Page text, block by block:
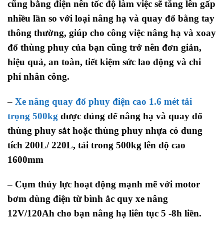
cũng bằng điện nên tốc độ làm việc sẽ tăng lên gấp
nhiều lần so với loại nâng hạ và quay đổ bằng tay
thông thường, giúp cho công việc nâng hạ và xoay
đổ thùng phuy của bạn cũng trở nên đơn giản,
hiệu quả, an toàn, tiết kiệm sức lao động và chi
phí nhân công.
– Xe nâng quay đổ phuy điện cao 1.6 mét tải
trọng 500kg được dủng để nâng hạ và quay đổ
thùng phuy sắt hoặc thùng phuy nhựa có dung
tích 200L/ 220L, tải trong 500kg lên độ cao
1600mm
– Cụm thủy lực hoạt động mạnh mẽ với motor
bơm dùng điện từ bình ắc quy xe nâng
12V/120Ah cho bạn nâng hạ liên tục 5 -8h liền.